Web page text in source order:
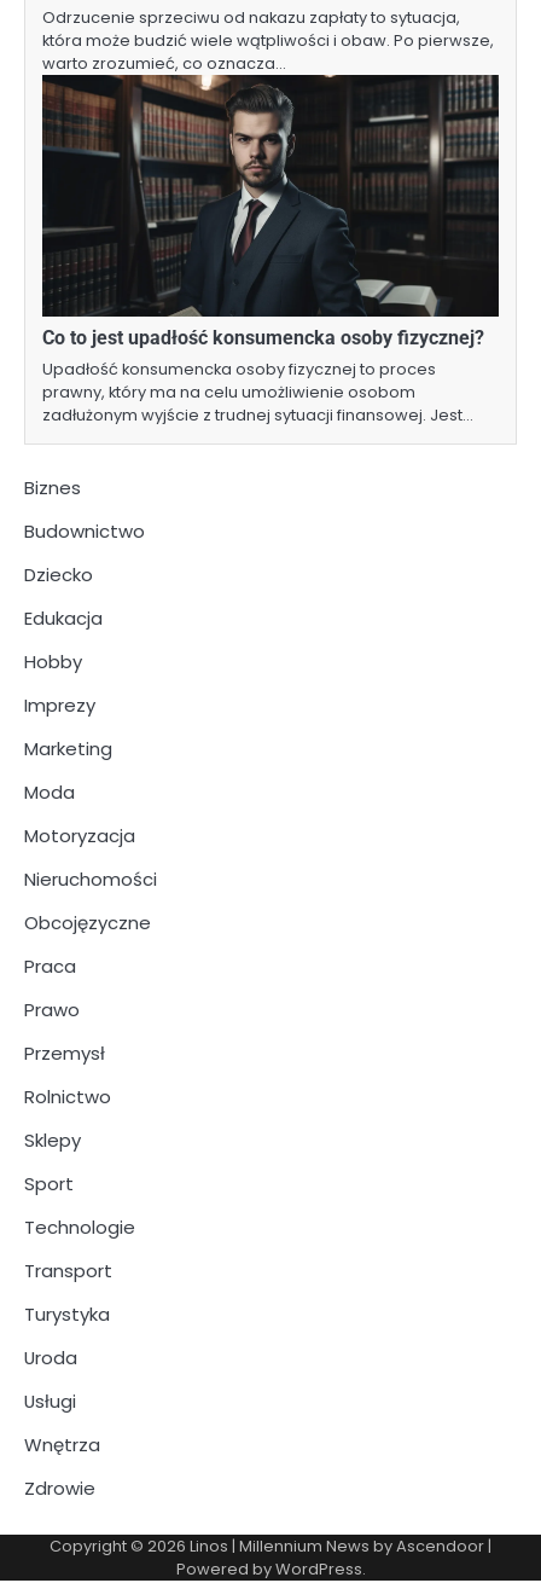
Odrzucenie sprzeciwu od nakazu zapłaty to sytuacja,
która może budzić wiele wątpliwości i obaw. Po pierwsze,
warto zrozumieć, co oznacza…
Co to jest upadłość konsumencka osoby fizycznej?
Upadłość konsumencka osoby fizycznej to proces
prawny, który ma na celu umożliwienie osobom
zadłużonym wyjście z trudnej sytuacji finansowej. Jest…
Biznes
Budownictwo
Dziecko
Edukacja
Hobby
Imprezy
Marketing
Moda
Motoryzacja
Nieruchomości
Obcojęzyczne
Praca
Prawo
Przemysł
Rolnictwo
Sklepy
Sport
Technologie
Transport
Turystyka
Uroda
Usługi
Wnętrza
Zdrowie
Copyright © 2026 Linos | Millennium News byAscendoor|
Powered byWordPress.